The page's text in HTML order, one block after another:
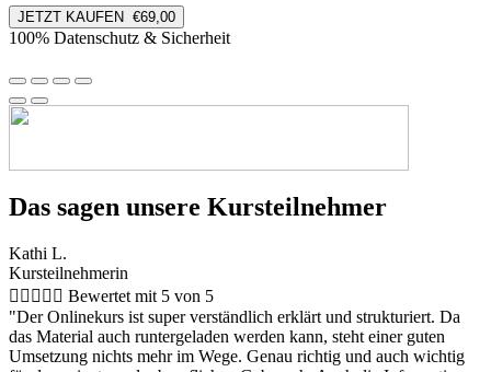
JETZT KAUFEN €69,00
100% Datenschutz & Sicherheit
Das sagen unsere Kursteilnehmer
Kathi L.
Kursteilnehmerin
     Bewertet mit 5 von 5
"Der Onlinekurs ist super verständlich erklärt und strukturiert. Da
das Material auch runtergeladen werden kann, steht einer guten
Umsetzung nichts mehr im Wege. Genau richtig und auch wichtig